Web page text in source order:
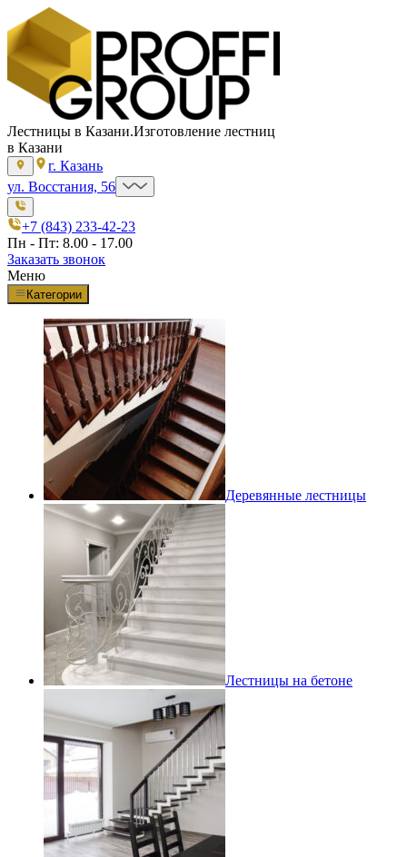
Лестницы в Казани.Изготовление лестниц
в Казани
г. Казань
ул. Восстания, 56
+7 (843) 233-42-23
Пн - Пт: 8.00 - 17.00
Заказать звонок
Меню
Категории
Деревянные лестницы
Лестницы на бетоне